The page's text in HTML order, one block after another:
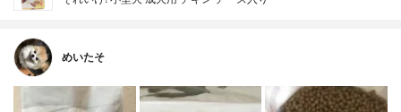
めいたそ